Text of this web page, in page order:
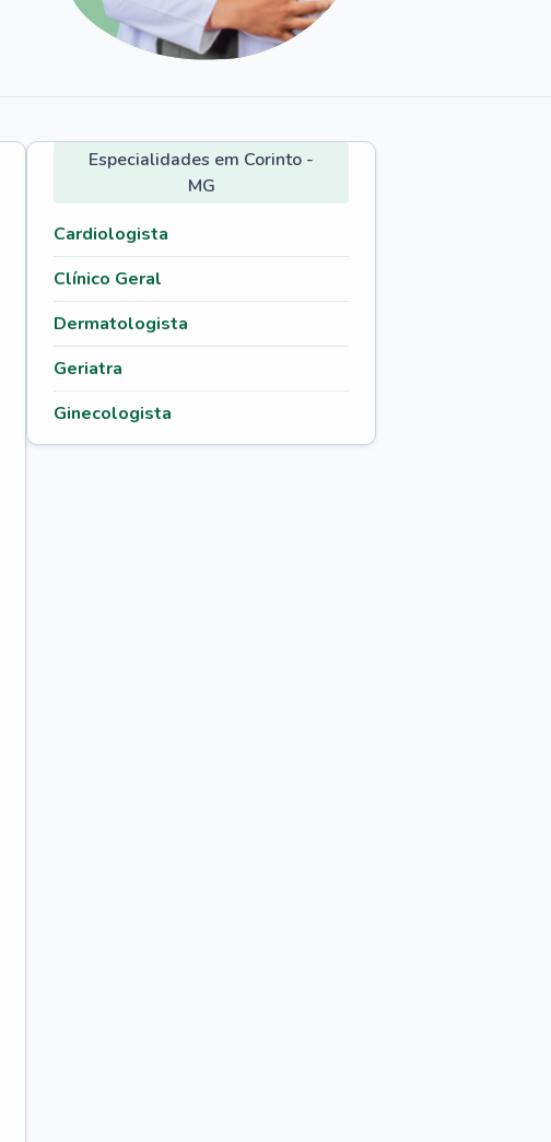
Especialidades em Corinto -
MG
Cardiologista
Clínico Geral
Dermatologista
Geriatra
Ginecologista